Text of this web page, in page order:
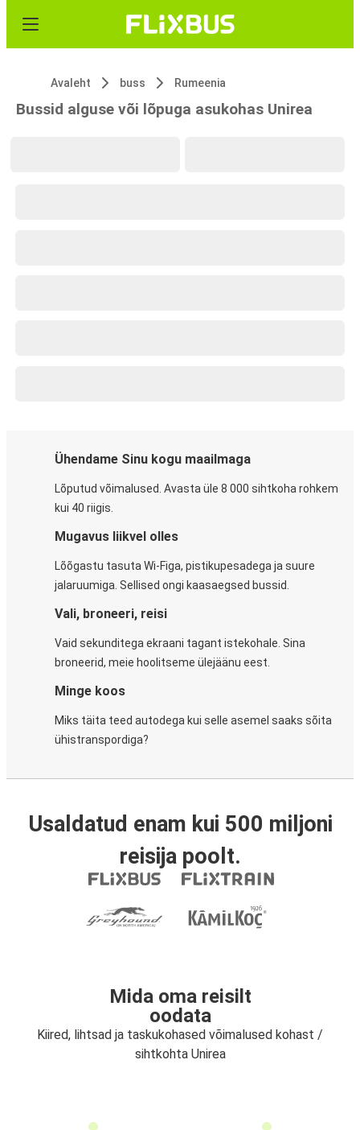
Avaleht buss Rumeenia
Bussid alguse või lõpuga asukohas Unirea
Ühendame Sinu kogu maailmaga
Lõputud võimalused. Avasta üle 8 000 sihtkoha rohkem
kui 40 riigis.
Mugavus liikvel olles
Lõõgastu tasuta Wi-Figa, pistikupesadega ja suure
jalaruumiga. Sellised ongi kaasaegsed bussid.
Vali, broneeri, reisi
Vaid sekunditega ekraani tagant istekohale. Sina
broneerid, meie hoolitseme ülejäänu eest.
Minge koos
Miks täita teed autodega kui selle asemel saaks sõita
ühistranspordiga?
Usaldatud enam kui 500 miljoni
reisija poolt.
Mida oma reisilt
oodata
Kiired, lihtsad ja taskukohased võimalused kohast /
sihtkohta Unirea